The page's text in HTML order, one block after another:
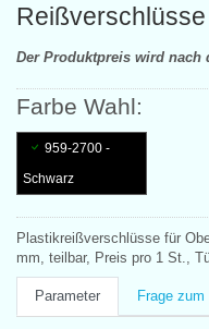
Der Produktpreis wird nach
Farbe Wahl:
959-2700 -
Schwarz
Plastikreißverschlüsse für
mm, teilbar, Preis pro 1 St.,
Parameter Frage